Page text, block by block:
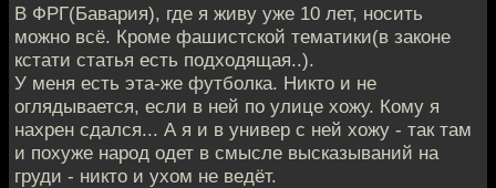
В ФРГ(Бавария), где я живу уже 10 лет, носить
можно всё. Кроме фашистской тематики(в законе
кстати статья есть подходящая..).
У меня есть эта-же футболка. Никто и не
оглядывается, если в ней по улице хожу. Кому я
нахрен сдался... А я и в универ с ней хожу - так там
и похуже народ одет в смысле высказываний на
груди - никто и ухом не ведёт.